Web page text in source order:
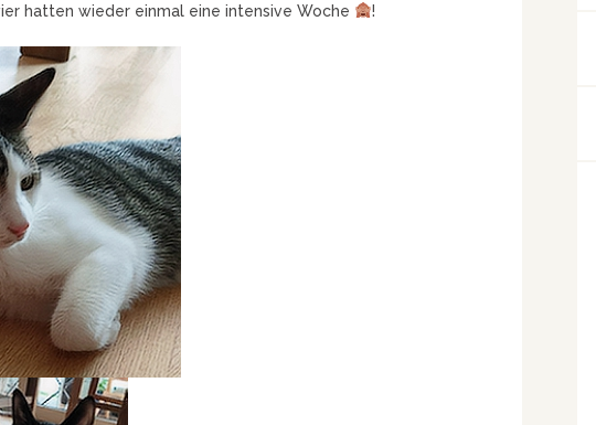
hatten wieder einmal eine intensive Woche !